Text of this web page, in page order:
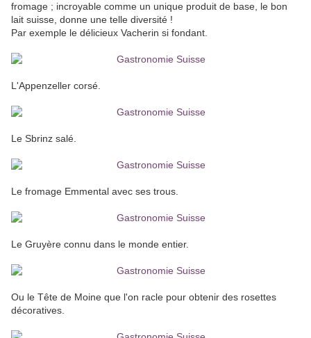
fromage ; incroyable comme un unique produit de base, le bon
lait suisse, donne une telle diversité !
Par exemple le délicieux Vacherin si fondant.
L'Appenzeller corsé.
Le Sbrinz salé.
Le fromage Emmental avec ses trous.
Le Gruyère connu dans le monde entier.
Ou le Tête de Moine que l'on racle pour obtenir des rosettes
décoratives.